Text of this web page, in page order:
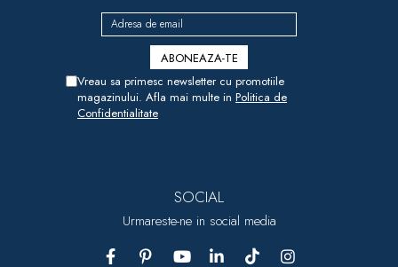
Vreau sa primesc newsletter cu promotiile
magazinului. Afla mai multe in Politica de
Confidentialitate
SOCIAL
Urmareste-ne in social media